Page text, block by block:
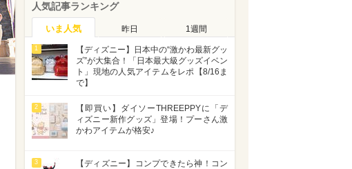
人気記事ランキング
いま人気 昨日 1週間
1
【ディズニー】日本中の“激かわ最新グッ
ズ”が大集合！「日本最大級グッズイベン
ト」現地の人気アイテムをレポ【8/16ま
で】
2
【即買い】ダイソーTHREEPPYに「デ
ィズニー新作グッズ」登場！プーさん激
かわアイテムが格安♪
3
【ディズニー】コンプできたら神！コン